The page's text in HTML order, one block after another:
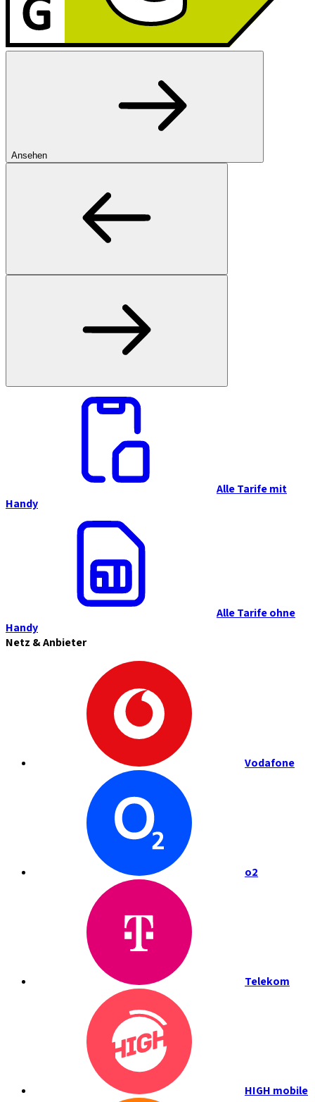
Ansehen
Alle Tarife mit
Handy
Alle Tarife ohne
Handy
Netz & Anbieter
Vodafone
o2
Telekom
HIGH mobile